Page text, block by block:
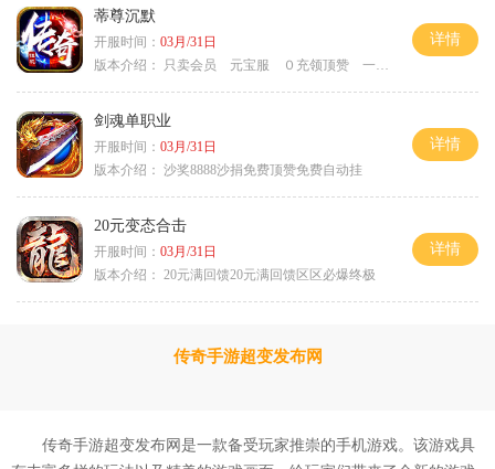
蒂尊沉默
开服时间： 03月/31日
版本介绍：
只卖会员 元宝服 ０充领顶赞 一切靠打
详情
剑魂单职业
开服时间： 03月/31日
版本介绍： 沙奖8888沙捐免费顶赞免费自动挂
详情
20元变态合击
开服时间： 03月/31日
版本介绍： 20元满回馈20元满回馈区区必爆终极
详情
传奇手游超变发布网
传奇手游超变发布网是一款备受玩家推崇的手机游戏。该游戏具